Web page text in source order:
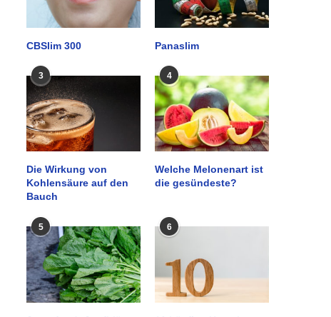
CBSlim 300 Panaslim
3
Die Wirkung von
Kohlensäure auf den
Bauch
4
Welche Melonenart ist
die gesündeste?
5 6